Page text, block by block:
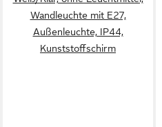
Wandleuchte mit E27,
Außenleuchte, IP44,
Kunststoffschirm